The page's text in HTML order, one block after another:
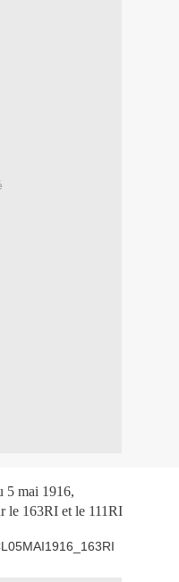
5 mai 1916,
et le 111RI